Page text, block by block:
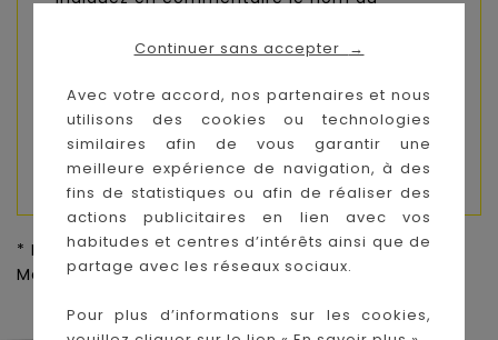
Continuer sans accepter →
Avec votre accord, nos partenaires et nous
utilisons des cookies ou technologies
similaires afin de vous garantir une
meilleure expérience de navigation, à des
fins de statistiques ou afin de réaliser des
actions publicitaires en lien avec vos
habitudes et centres d’intérêts ainsi que de
partage avec les réseaux sociaux.
Pour plus d’informations sur les cookies,
nous glisserons dans la Carte Cadeau
que la Carte Cadeau soit directement livrée à
son domicile
PHOTO NON CONTRACTUELLE
* Prix de vente conseillé par le fournisseur pour la
Métropole,Voir CGV